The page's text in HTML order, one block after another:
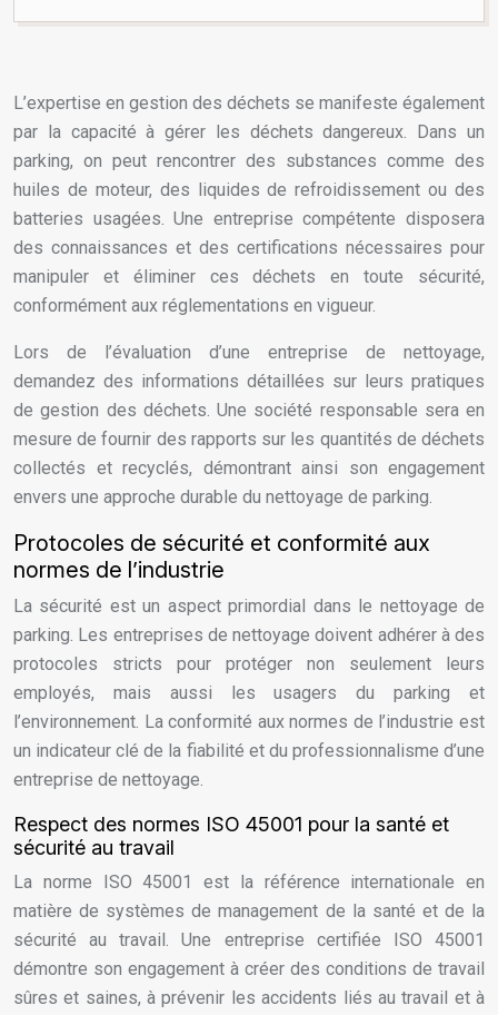
L’expertise en gestion des déchets se manifeste également
par la capacité à gérer les déchets dangereux. Dans un
parking, on peut rencontrer des substances comme des
huiles de moteur, des liquides de refroidissement ou des
batteries usagées. Une entreprise compétente disposera
des connaissances et des certifications nécessaires pour
manipuler et éliminer ces déchets en toute sécurité,
conformément aux réglementations en vigueur.
Lors de l’évaluation d’une entreprise de nettoyage,
demandez des informations détaillées sur leurs pratiques
de gestion des déchets. Une société responsable sera en
mesure de fournir des rapports sur les quantités de déchets
collectés et recyclés, démontrant ainsi son engagement
envers une approche durable du nettoyage de parking.
Protocoles de sécurité et conformité aux
normes de l’industrie
La sécurité est un aspect primordial dans le nettoyage de
parking. Les entreprises de nettoyage doivent adhérer à des
protocoles stricts pour protéger non seulement leurs
employés, mais aussi les usagers du parking et
l’environnement. La conformité aux normes de l’industrie est
un indicateur clé de la fiabilité et du professionnalisme d’une
entreprise de nettoyage.
Respect des normes ISO 45001 pour la santé et
sécurité au travail
La norme ISO 45001 est la référence internationale en
matière de systèmes de management de la santé et de la
sécurité au travail. Une entreprise certifiée ISO 45001
démontre son engagement à créer des conditions de travail
sûres et saines, à prévenir les accidents liés au travail et à